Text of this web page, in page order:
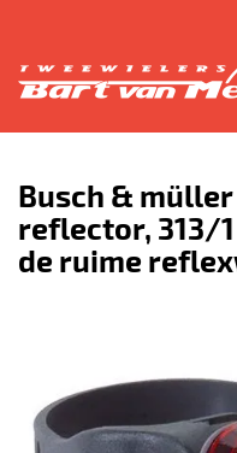
Busch & müller
reflector, 313/
de ruime